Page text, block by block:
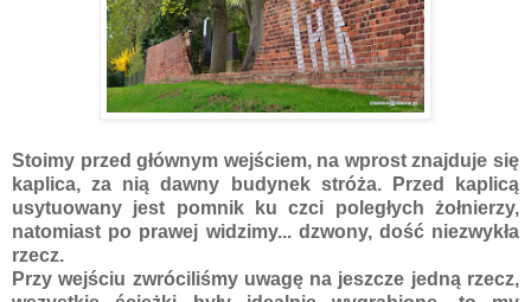
Stoimy przed głównym wejściem, na wprost znajduje się
kaplica, za nią dawny budynek stróża. Przed kaplicą
usytuowany jest pomnik ku czci poległych żołnierzy,
natomiast po prawej widzimy... dzwony, dość niezwykła
rzecz.
Przy wejściu zwróciliśmy uwagę na jeszcze jedną rzecz,